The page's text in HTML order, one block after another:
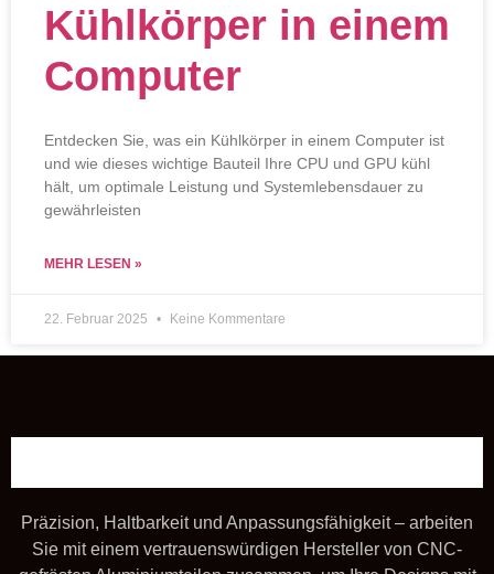
Kühlkörper in einem
Computer
Entdecken Sie, was ein Kühlkörper in einem Computer ist
und wie dieses wichtige Bauteil Ihre CPU und GPU kühl
hält, um optimale Leistung und Systemlebensdauer zu
gewährleisten
MEHR LESEN »
22. Februar 2025 Keine Kommentare
Präzision, Haltbarkeit und Anpassungsfähigkeit – arbeiten
Sie mit einem vertrauenswürdigen Hersteller von CNC-